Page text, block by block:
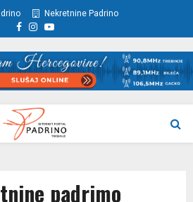
Nekretnine Padrino
Facebook
Instagram
Youtube
padrimo